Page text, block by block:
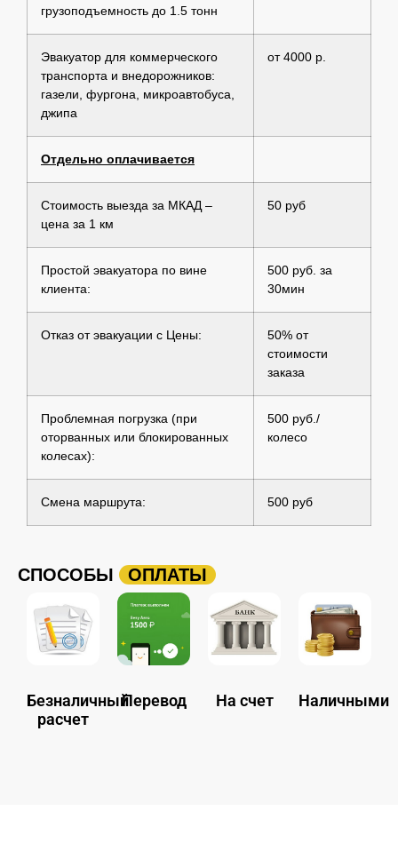
грузоподъемность до 1.5 тонн
Эвакуатор для коммерческого
транспорта и внедорожников:
газели, фургона, микроавтобуса,
джипа
от 4000 р.
Отдельно оплачивается
Стоимость выезда за МКАД –
цена за 1 км
50 руб
Простой эвакуатора по вине
клиента:
500 руб. за
30мин
Отказ от эвакуации с Цены:
50% от
стоимости
заказа
Проблемная погрузка (при
оторванных или блокированных
колесах):
500 руб./
колесо
Смена маршрута: 500 руб
СПОСОБЫ ОПЛАТЫ
Безналичный
расчет
Перевод На счет Наличными